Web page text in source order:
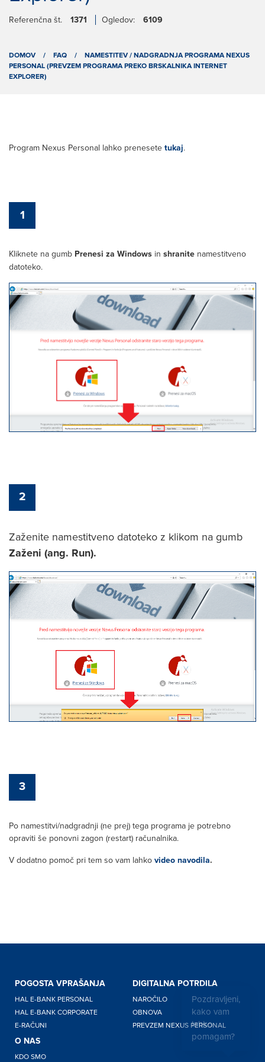
Referenčna št. 1371 Ogledov: 6109
DOMOV / FAQ /
NAMESTITEV / NADGRADNJA PROGRAMA NEXUS
PERSONAL (PREVZEM PROGRAMA PREKO BRSKALNIKA INTERNET
EXPLORER)
Program Nexus Personal lahko prenesete tukaj.
1
Kliknete na gumb Prenesi za Windows in shranite namestitveno
datoteko.
2
Zaženite namestitveno datoteko z klikom na gumb
Zaženi (ang. Run).
3
Po namestitvi/nadgradnji (ne prej) tega programa je potrebno
opraviti še ponovni zagon (restart) računalnika.
V dodatno pomoč pri tem so vam lahko video navodila.
POGOSTA VPRAŠANJA
HAL E-BANK PERSONAL
HAL E-BANK CORPORATE
E-RAČUNI
DIGITALNA POTRDILA
NAROČILO
OBNOVA
PREVZEM NEXUS PERSONAL
O NAS
KDO SMO
Pozdravljeni,
kako vam
lahko
pomagam?